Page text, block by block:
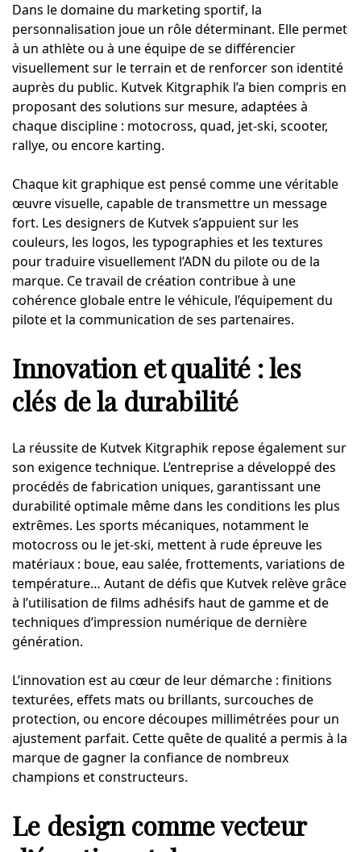
Dans le domaine du marketing sportif, la
personnalisation joue un rôle déterminant. Elle permet
à un athlète ou à une équipe de se différencier
visuellement sur le terrain et de renforcer son identité
auprès du public. Kutvek Kitgraphik l’a bien compris en
proposant des solutions sur mesure, adaptées à
chaque discipline : motocross, quad, jet-ski, scooter,
rallye, ou encore karting.
Chaque kit graphique est pensé comme une véritable
œuvre visuelle, capable de transmettre un message
fort. Les designers de Kutvek s’appuient sur les
couleurs, les logos, les typographies et les textures
pour traduire visuellement l’ADN du pilote ou de la
marque. Ce travail de création contribue à une
cohérence globale entre le véhicule, l’équipement du
pilote et la communication de ses partenaires.
Innovation et qualité : les
clés de la durabilité
La réussite de Kutvek Kitgraphik repose également sur
son exigence technique. L’entreprise a développé des
procédés de fabrication uniques, garantissant une
durabilité optimale même dans les conditions les plus
extrêmes. Les sports mécaniques, notamment le
motocross ou le jet-ski, mettent à rude épreuve les
matériaux : boue, eau salée, frottements, variations de
température… Autant de défis que Kutvek relève grâce
à l’utilisation de films adhésifs haut de gamme et de
techniques d’impression numérique de dernière
génération.
L’innovation est au cœur de leur démarche : finitions
texturées, effets mats ou brillants, surcouches de
protection, ou encore découpes millimétrées pour un
ajustement parfait. Cette quête de qualité a permis à la
marque de gagner la confiance de nombreux
champions et constructeurs.
Le design comme vecteur